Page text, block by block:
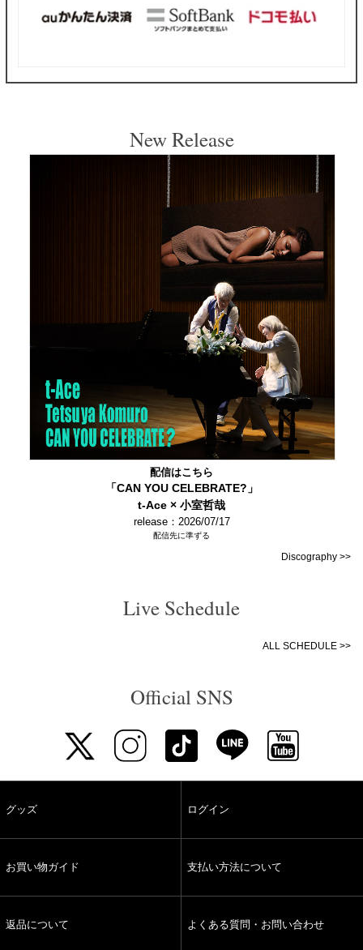
New Release
配信はこちら
「CAN YOU CELEBRATE?」
t-Ace × 小室哲哉
release：2026/07/17
配信先に準ずる
Discography >>
Live Schedule
ALL SCHEDULE >>
Official SNS
グッズ ログイン
お買い物ガイド 支払い方法について
返品について よくある質問・お問い合わせ